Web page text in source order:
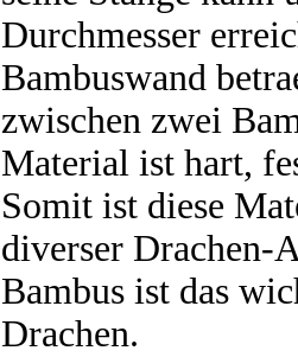
Durchmesser
Bambuswand
zwischen zwei
Material ist hart,
Somit ist diese
diverser Drachen-
Bambus ist das
Drachen.